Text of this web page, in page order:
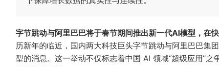
字节跳动与阿里巴巴将于春节期间推出新一代AI模型，在
历新年的临近，国内两大科技巨头字节跳动与阿里巴巴集
型的消息。这一举动不仅标志着中国 AI 领域“超级应用”